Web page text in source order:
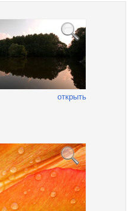
открыть